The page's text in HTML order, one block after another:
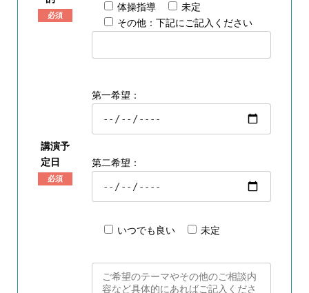
必須
体操指導
未定
その他：下記にご記入ください
講演予
定日
必須
第一希望：
第二希望：
いつでも良い 未定